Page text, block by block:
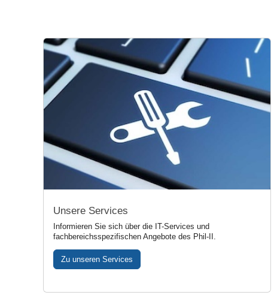
Unsere Services
Informieren Sie sich über die IT-Services und
fachbereichsspezifischen Angebote des Phil-II.
Zu unseren Services